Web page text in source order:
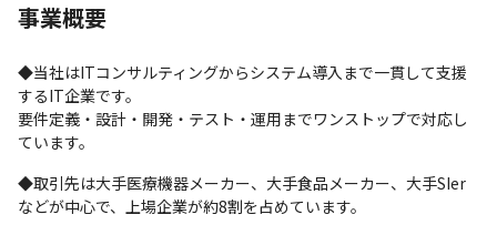
事業概要
◆当社はITコンサルティングからシステム導入まで一貫して支援
するIT企業です。
要件定義・設計・開発・テスト・運用までワンストップで対応し
ています。
◆取引先は大手医療機器メーカー、大手食品メーカー、大手SIer
などが中心で、上場企業が約8割を占めています。